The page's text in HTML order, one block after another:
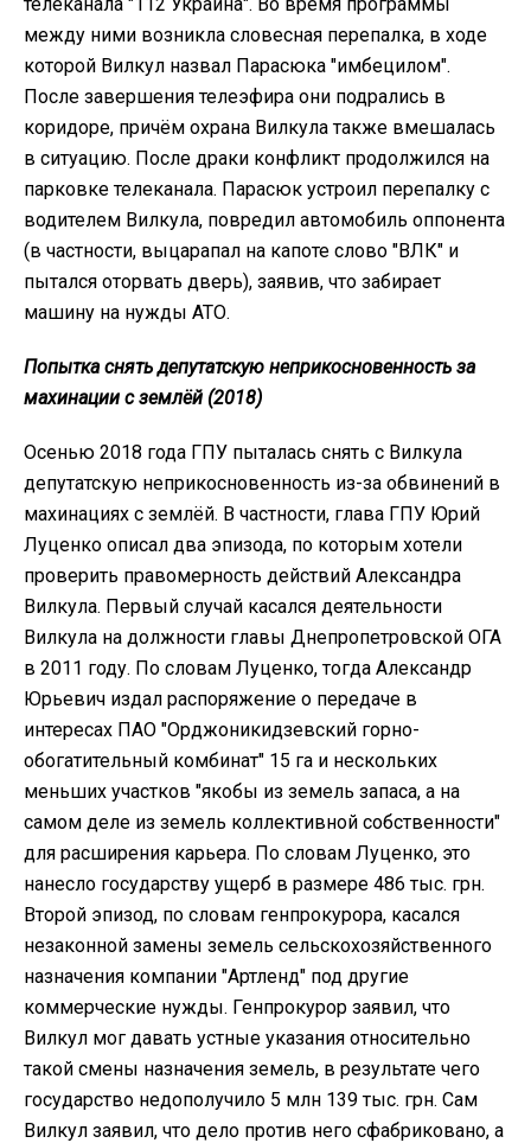
между ними возникла словесная перепалка, в ходе
которой Вилкул назвал Парасюка "имбецилом".
После завершения телеэфира они подрались в
коридоре, причём охрана Вилкула также вмешалась
в ситуацию. После драки конфликт продолжился на
парковке телеканала. Парасюк устроил перепалку с
водителем Вилкула, повредил автомобиль оппонента
(в частности, выцарапал на капоте слово "ВЛК" и
пытался оторвать дверь), заявив, что забирает
машину на нужды АТО.
Попытка снять депутатскую неприкосновенность за
махинации с землёй (2018)
Осенью 2018 года ГПУ пыталась снять с Вилкула
депутатскую неприкосновенность из-за обвинений в
махинациях с землёй. В частности, глава ГПУ Юрий
Луценко описал два эпизода, по которым хотели
проверить правомерность действий Александра
Вилкула. Первый случай касался деятельности
Вилкула на должности главы Днепропетровской ОГА
в 2011 году. По словам Луценко, тогда Александр
Юрьевич издал распоряжение о передаче в
интересах ПАО "Орджоникидзевский горно-
обогатительный комбинат" 15 га и нескольких
меньших участков "якобы из земель запаса, а на
самом деле из земель коллективной собственности"
для расширения карьера. По словам Луценко, это
нанесло государству ущерб в размере 486 тыс. грн.
Второй эпизод, по словам генпрокурора, касался
незаконной замены земель сельскохозяйственного
назначения компании "Артленд" под другие
коммерческие нужды. Генпрокурор заявил, что
Вилкул мог давать устные указания относительно
такой смены назначения земель, в результате чего
государство недополучило 5 млн 139 тыс. грн. Сам
Вилкул заявил, что дело против него сфабриковано, а